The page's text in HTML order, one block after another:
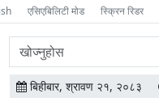
एसिएबिलिटी मोड स्क्रिन रिडर
वेबसाइटमा
सामग्री
खोज्नुहोस
बिहीबार, श्रावण २१, २०८३